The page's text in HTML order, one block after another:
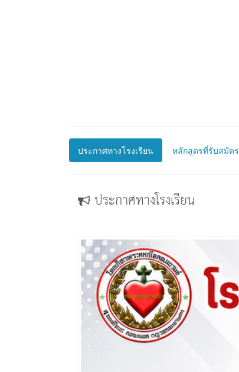
ประกาศทางโรงเรียน หลักสูตรที่รับสมัคร
ประกาศทางโรงเรียน